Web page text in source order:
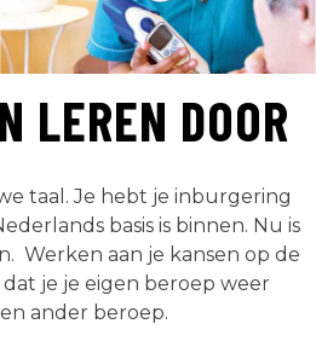
LEREN DOOR
taal. Je hebt je inburgering
basis is binnen. Nu is
Werken aan je kansen op de
je je eigen beroep weer
ander beroep.